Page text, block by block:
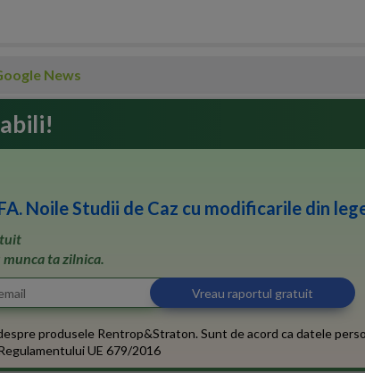
News
Noile Studii de Caz cu modificarile din
ta zilnica.
produsele Rentrop&Straton. Sunt de acord ca datele
UE 679/2016